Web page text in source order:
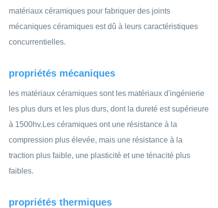
matériaux céramiques pour fabriquer des joints
mécaniques céramiques est dû à leurs caractéristiques
concurrentielles.
propriétés mécaniques
les matériaux céramiques sont les matériaux d'ingénierie
les plus durs et les plus durs, dont la dureté est supérieure
à 1500hv.Les céramiques ont une résistance à la
compression plus élevée, mais une résistance à la
traction plus faible, une plasticité et une ténacité plus
faibles.
propriétés thermiques